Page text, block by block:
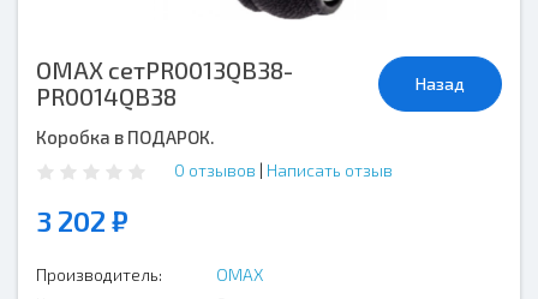
Назад
OMAX сетPR0013QB38-
PR0014QB38
Коробка в ПОДАРОК.
0 отзывов | Написать отзыв
3 202 ₽
Производитель:
OMAX